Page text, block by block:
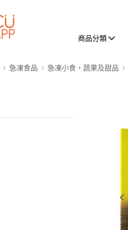
商品分類
急凍食品 急凍小食，蔬果及甜品